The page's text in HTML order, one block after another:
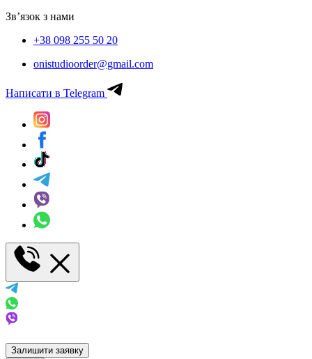
Зв’язок з нами
+38 098 255 50 20
onistudioorder@gmail.com
Написати в Telegram
Залишити заявку